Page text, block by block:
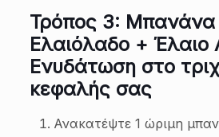
Τρόπος 3: Μπανάνα
Ελαιόλαδο +
Ενυδάτωση στο
κεφαλής σας
Ανακατέψτε 1 ώριμη